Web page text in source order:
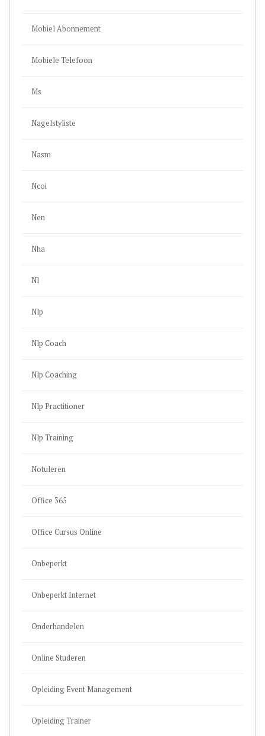
Mobiel Abonnement
Mobiele Telefoon
Ms
Nagelstyliste
Nasm
Ncoi
Nen
Nha
Nl
Nlp
Nlp Coach
Nlp Coaching
Nlp Practitioner
Nlp Training
Notuleren
Office 365
Office Cursus Online
Onbeperkt
Onbeperkt Internet
Onderhandelen
Online Studeren
Opleiding Event Management
Opleiding Trainer